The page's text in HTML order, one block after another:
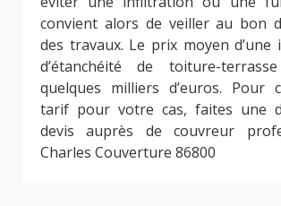
convient alors de veiller au bon
des travaux. Le prix moyen d’une
d’étanchéité de toiture-
quelques milliers d’euros. Pour
tarif pour votre cas, faites une
devis auprès de couvreur
Charles Couverture 86800